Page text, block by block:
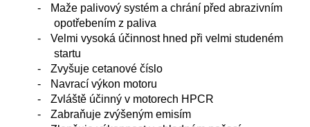
-
Maže palivový systém a chrání před abrazivním
opotřebením z paliva
-
Velmi vysoká účinnost hned při velmi studeném
startu
-
Zvyšuje cetanové číslo
-
Navrací výkon motoru
-
Zvláště účinný v motorech HPCR
-
Zabraňuje zvýšeným emisím